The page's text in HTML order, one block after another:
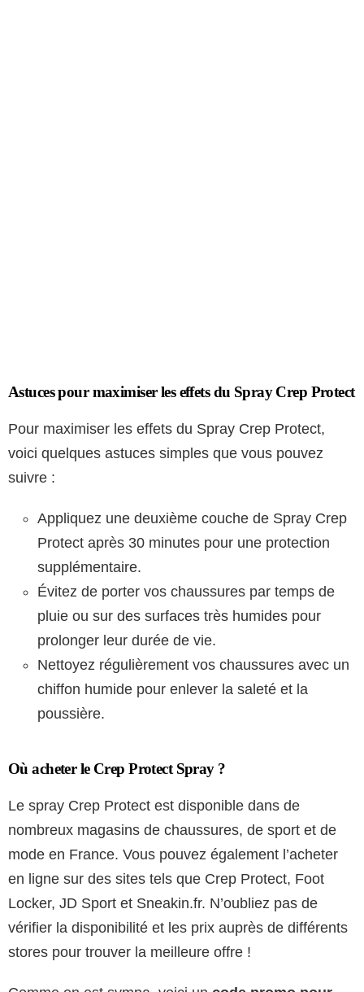
Astuces pour maximiser les effets du Spray Crep Protect
Pour maximiser les effets du Spray Crep Protect,
voici quelques astuces simples que vous pouvez
suivre :
Appliquez une deuxième couche de Spray Crep
Protect après 30 minutes pour une protection
supplémentaire.
Évitez de porter vos chaussures par temps de
pluie ou sur des surfaces très humides pour
prolonger leur durée de vie.
Nettoyez régulièrement vos chaussures avec un
chiffon humide pour enlever la saleté et la
poussière.
Où acheter le Crep Protect Spray ?
Le spray Crep Protect est disponible dans de
nombreux magasins de chaussures, de sport et de
mode en France. Vous pouvez également l’acheter
en ligne sur des sites tels que Crep Protect, Foot
Locker, JD Sport et Sneakin.fr. N’oubliez pas de
vérifier la disponibilité et les prix auprès de différents
stores pour trouver la meilleure offre !